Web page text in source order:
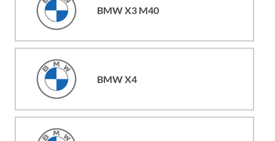
BMW X3 M40
BMW X4